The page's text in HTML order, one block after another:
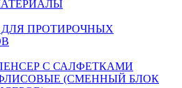
ПРОТИРОЧНЫХ
С САЛФЕТКАМИ
(СМЕННЫЙ БЛОК